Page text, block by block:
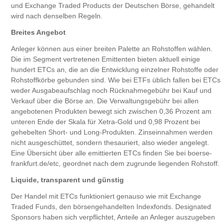
und Exchange Traded Products der Deutschen Börse, gehandelt
wird nach denselben Regeln.
Breites Angebot
Anleger können aus einer breiten Palette an Rohstoffen wählen.
Die im Segment vertretenen Emittenten bieten aktuell einige
hundert ETCs an, die an die Entwicklung einzelner Rohstoffe oder
Rohstoffkörbe gebunden sind. Wie bei ETFs üblich fallen bei ETCs
weder Ausgabeaufschlag noch Rücknahmegebühr bei Kauf und
Verkauf über die Börse an. Die Verwaltungsgebühr bei allen
angebotenen Produkten bewegt sich zwischen 0,36 Prozent am
unteren Ende der Skala für Xetra-Gold und 0,98 Prozent bei
gehebelten Short- und Long-Produkten. Zinseinnahmen werden
nicht ausgeschüttet, sondern thesauriert, also wieder angelegt.
Eine Übersicht über alle emittierten ETCs finden Sie bei boerse-
frankfurt.de/etc, geordnet nach dem zugrunde liegenden Rohstoff.
Liquide, transparent und günstig
Der Handel mit ETCs funktioniert genauso wie mit Exchange
Traded Funds, den börsengehandelten Indexfonds. Designated
Sponsors haben sich verpflichtet, Anteile an Anleger auszugeben